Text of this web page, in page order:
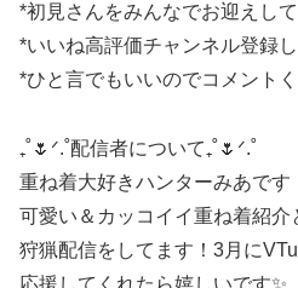
*初見さんをみんなでお迎えし
*いいね高評価チャンネル登録
*ひと言でもいいのでコメント
₊˚🌷ᐟ.˚配信者について₊˚🌷ᐟ.˚
重ね着大好きハンターみあです
可愛い＆カッコイイ重ね着紹介
狩猟配信をしてます！3月に
応援してくれたら嬉しいです✨